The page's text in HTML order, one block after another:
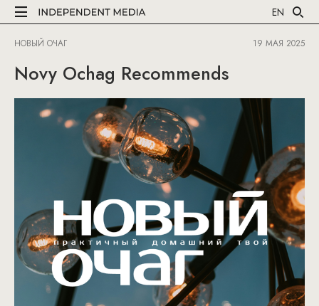
EN
НОВЫЙ ОЧАГ 19 МАЯ 2025
Novy Ochag Recommends